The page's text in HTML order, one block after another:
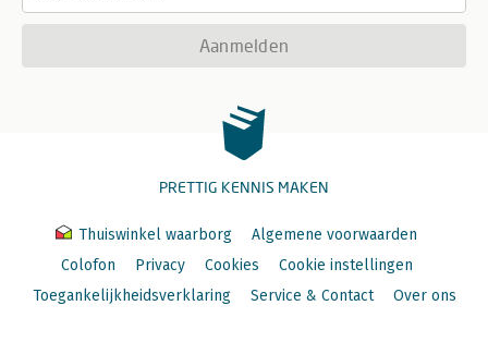
Aanmelden
PRETTIG KENNIS MAKEN
Thuiswinkel waarborg
Algemene voorwaarden
Colofon
Privacy Cookies
Cookie instellingen
Toegankelijkheidsverklaring
Service & Contact Over ons